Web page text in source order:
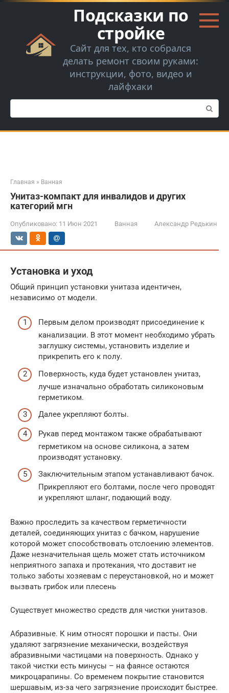
Перейти
Подсказки по
стройке
Сайт для тех, кто собрался
делать ремонт своим руками:
инструкции, фото, видео и
лайфхаки
Поиск:
Главная » Ванная
Унитаз-компакт для инвалидов и других
категорий мгн
Опубликовано: 11 Июн 2021 Ванная Александр Редькин
Установка и уход
Общий принцип установки унитаза идентичен,
независимо от модели.
Первым делом производят присоединение к
канализации. В этот момент необходимо убрать
заглушку системы, установить изделие и
прикрепить его к полу.
Поверхность, куда будет установлен унитаз,
лучше изначально обработать силиконовым
герметиком.
Далее укрепляют болты.
Рукав перед монтажом также обрабатывают
герметиком на основе силикона, а затем
производят установку.
Заключительным этапом устанавливают бачок.
Прикрепляют его болтами, после чего проводят
и укрепляют шланг, подающий воду.
Важно проследить за качеством герметичности
деталей, соединяющих унитаз с бачком, нарушение
которой может способствовать отслоению элементов.
Даже незначительная щель может стать источником
неприятного запаха и протекания, что доставит не
только заботы хозяевам с переустановкой, но и может
вызвать грибок или плесень
Существует множество средств для чистки унитазов.
Абразивные. К ним относят порошки и пасты. Они
удаляют загрязнение механически, воздействуя
абразивными частицами на поверхность. Однако у
такой чистки есть минусы – на фаянсе остаются
микроцарапины. Со временем покрытие становится
шершавым, из-за чего загрязнение происходит быстрее.